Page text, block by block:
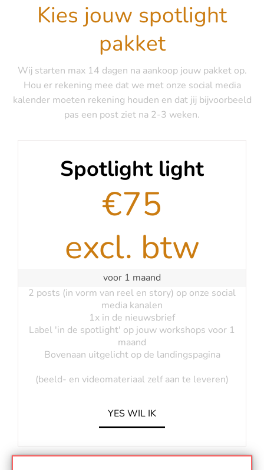
Kies jouw spotlight
pakket
Wij starten max 14 dagen na aankoop jouw pakket op.
Hou er rekening mee dat we met onze social media
kalender moeten rekening houden en dat jij bijvoorbeeld
pas een post ziet na 2-3 weken.
Spotlight light
€75
excl. btw
voor 1 maand
2 posts (in vorm van reel en story) op onze social
media kanalen
1x in de nieuwsbrief
Label 'in de spotlight' op jouw workshops voor 1
maand
Bovenaan uitgelicht op de landingspagina
(beeld- en videomateriaal zelf aan te leveren)
YES WIL IK